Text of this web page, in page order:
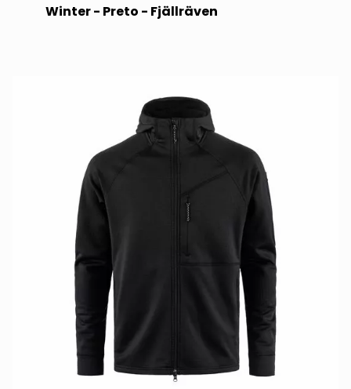
Winter - Preto - Fjällräven